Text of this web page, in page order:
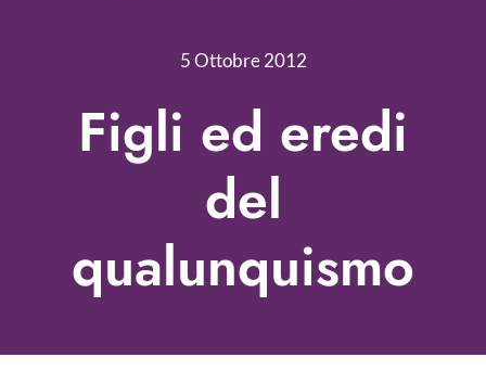
Nonprofit Blog
Libri
Fundraising Academy
Come contattarci
5 Ottobre 2012
Figli ed eredi
del
qualunquismo